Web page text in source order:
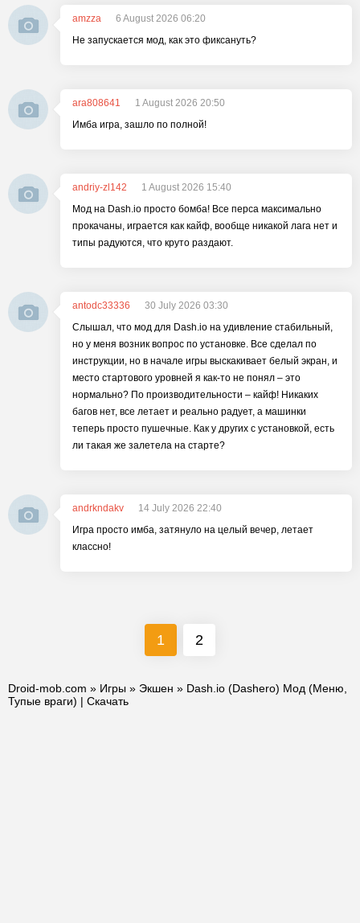
amzza
6 August 2026 06:20
Не запускается мод, как это фиксануть?
ara808641
1 August 2026 20:50
Имба игра, зашло по полной!
andriy-zl142
1 August 2026 15:40
Мод на Dash.io просто бомба! Все перса максимально
прокачаны, играется как кайф, вообще никакой лага нет и
типы радуются, что круто раздают.
antodc33336
30 July 2026 03:30
Слышал, что мод для Dash.io на удивление стабильный,
но у меня возник вопрос по установке. Все сделал по
инструкции, но в начале игры выскакивает белый экран, и
место стартового уровней я как-то не понял – это
нормально? По производительности – кайф! Никаких
багов нет, все летает и реально радует, а машинки
теперь просто пушечные. Как у других с установкой, есть
ли такая же залетела на старте?
andrkndakv
14 July 2026 22:40
Игра просто имба, затянуло на целый вечер, летает
классно!
1 2
Droid-mob.com » Игры » Экшен » Dash.io (Dashero) Мод (Меню,
Тупые враги) | Скачать